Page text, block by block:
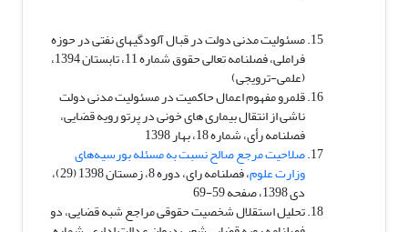
مسئولیت مدنی دولت در قبال آلودگی­های نفتی در حوزه
فراملی، فصلنامه تعالی حقوق شماره 11، تابستان 1394،
(علمی-ترویجی)
قلمرو مفهوم اعمال حاکمیت در مسئولیت مدنی دولت
ناشی از انتقال بیماری های خونی در پرتو رویه قضایی،
فصلنامه رأی، شماره 18، بهار 1398
صلاحیت مرجع صالح نسبت به مسئله بورسیه‌های
وزارت علوم ، فصلنامه رای، دوره 8، زمستان 1398 (29)،
دی 1398، صفحه 59-69
تحلیل استقلال شخصیت حقوقی مراجع شبه قضایی، دو